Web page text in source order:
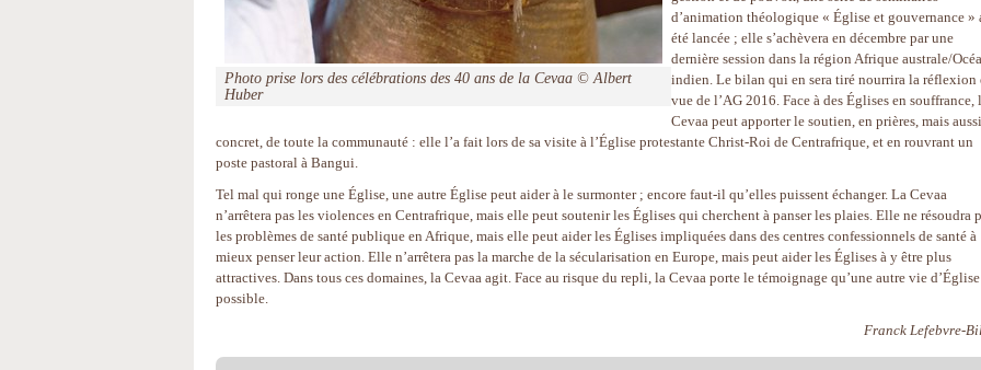
Photo prise lors des célébrations des 40 ans de la Cevaa © Albert
Huber
d’animation théologique « Église et gouvernance »
été lancée ; elle s’achèvera en décembre par une
dernière session dans la région Afrique australe/
indien. Le bilan qui en sera tiré nourrira la réflexion
vue de l’AG 2016. Face à des Églises en souffrance,
Cevaa peut apporter le soutien, en prières, mais aussi
concret, de toute la communauté : elle l’a fait lors de sa visite à l’Église protestante Christ-Roi de Centrafrique, et en rouvrant un
poste pastoral à Bangui.
Tel mal qui ronge une Église, une autre Église peut aider à le surmonter ; encore faut-il qu’elles puissent échanger. La Cevaa
n’arrêtera pas les violences en Centrafrique, mais elle peut soutenir les Églises qui cherchent à panser les plaies. Elle ne résoudra
les problèmes de santé publique en Afrique, mais elle peut aider les Églises impliquées dans des centres confessionnels de santé à
mieux penser leur action. Elle n’arrêtera pas la marche de la sécularisation en Europe, mais peut aider les Églises à y être plus
attractives. Dans tous ces domaines, la Cevaa agit. Face au risque du repli, la Cevaa porte le témoignage qu’une autre vie
possible.
Franck Lefebvre-